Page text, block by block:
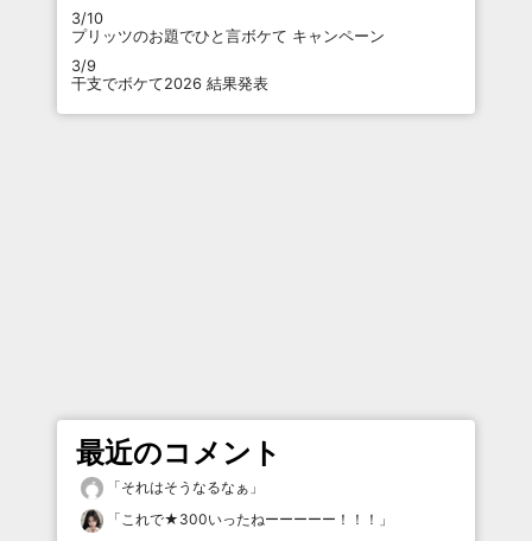
3/10
プリッツのお題でひと言ボケて キャンペーン
3/9
干支でボケて2026 結果発表
最近のコメント
「それはそうなるなぁ 」
「これで★300いったねーーーーー！！！ 」